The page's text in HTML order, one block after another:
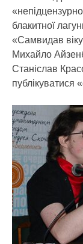
блакитної
«Самвидав
Михайло
Станіслав
публікуватися